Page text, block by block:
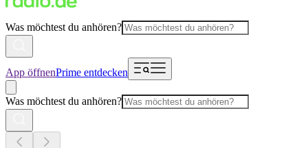
Was möchtest du anhören?
App öffnenPrime entdecken
Was möchtest du anhören?